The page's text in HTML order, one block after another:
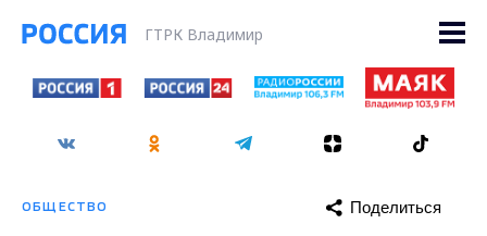
ГТРК Владимир
ОБЩЕСТВО Поделиться